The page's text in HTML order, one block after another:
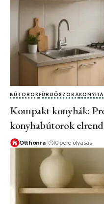
BÚTOROKFÜRDŐSZOBAKONYHA
Kompakt konyhák:
konyhabútorok
Otthonra 10 perc olvasás